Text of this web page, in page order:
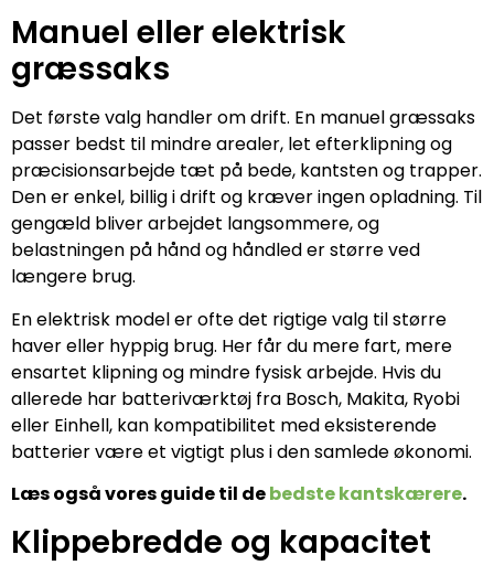
Manuel eller elektrisk
græssaks
Det første valg handler om drift. En manuel græssaks
passer bedst til mindre arealer, let efterklipning og
præcisionsarbejde tæt på bede, kantsten og trapper.
Den er enkel, billig i drift og kræver ingen opladning. Til
gengæld bliver arbejdet langsommere, og
belastningen på hånd og håndled er større ved
længere brug.
En elektrisk model er ofte det rigtige valg til større
haver eller hyppig brug. Her får du mere fart, mere
ensartet klipning og mindre fysisk arbejde. Hvis du
allerede har batteriværktøj fra Bosch, Makita, Ryobi
eller Einhell, kan kompatibilitet med eksisterende
batterier være et vigtigt plus i den samlede økonomi.
Læs også vores guide til debedste kantskærere.
Klippebredde og kapacitet